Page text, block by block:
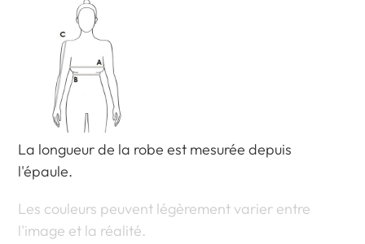
La longueur de la robe est mesurée depuis
l'épaule.
Les couleurs peuvent légèrement varier entre
l'image et la réalité.